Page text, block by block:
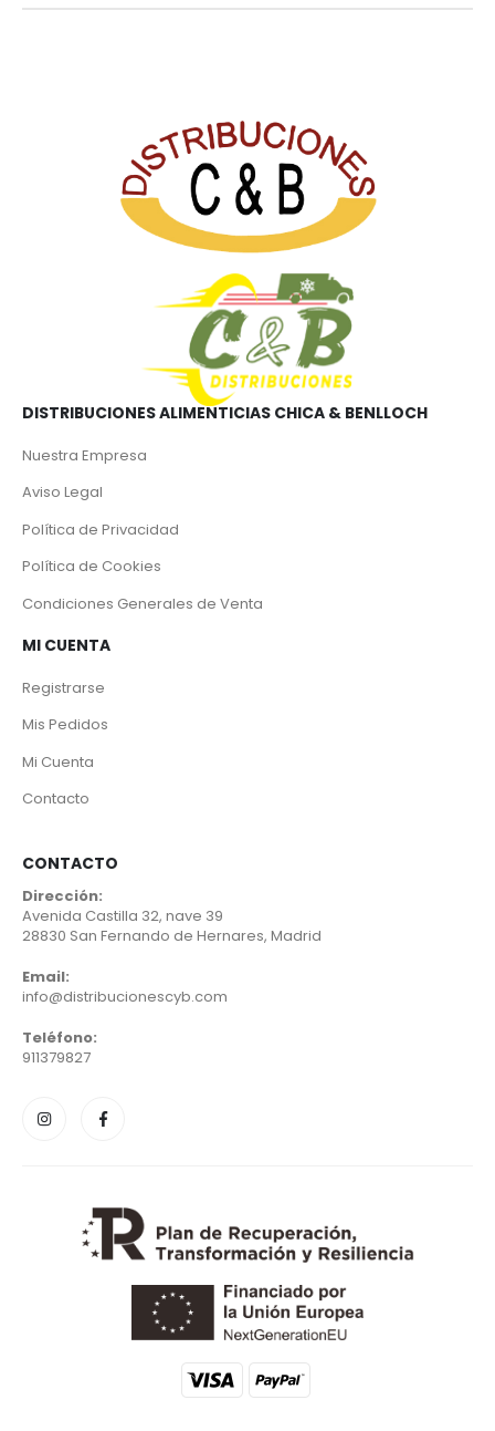
DISTRIBUCIONES ALIMENTICIAS CHICA & BENLLOCH
Nuestra Empresa
Aviso Legal
Política de Privacidad
Política de Cookies
Condiciones Generales de Venta
MI CUENTA
Registrarse
Mis Pedidos
Mi Cuenta
Contacto
CONTACTO
Dirección:
Avenida Castilla 32, nave 39
28830 San Fernando de Hernares, Madrid
Email:
info@distribucionescyb.com
Teléfono:
911379827